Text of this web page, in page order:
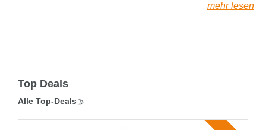
mehr lesen
Top Deals
Alle Top-Deals